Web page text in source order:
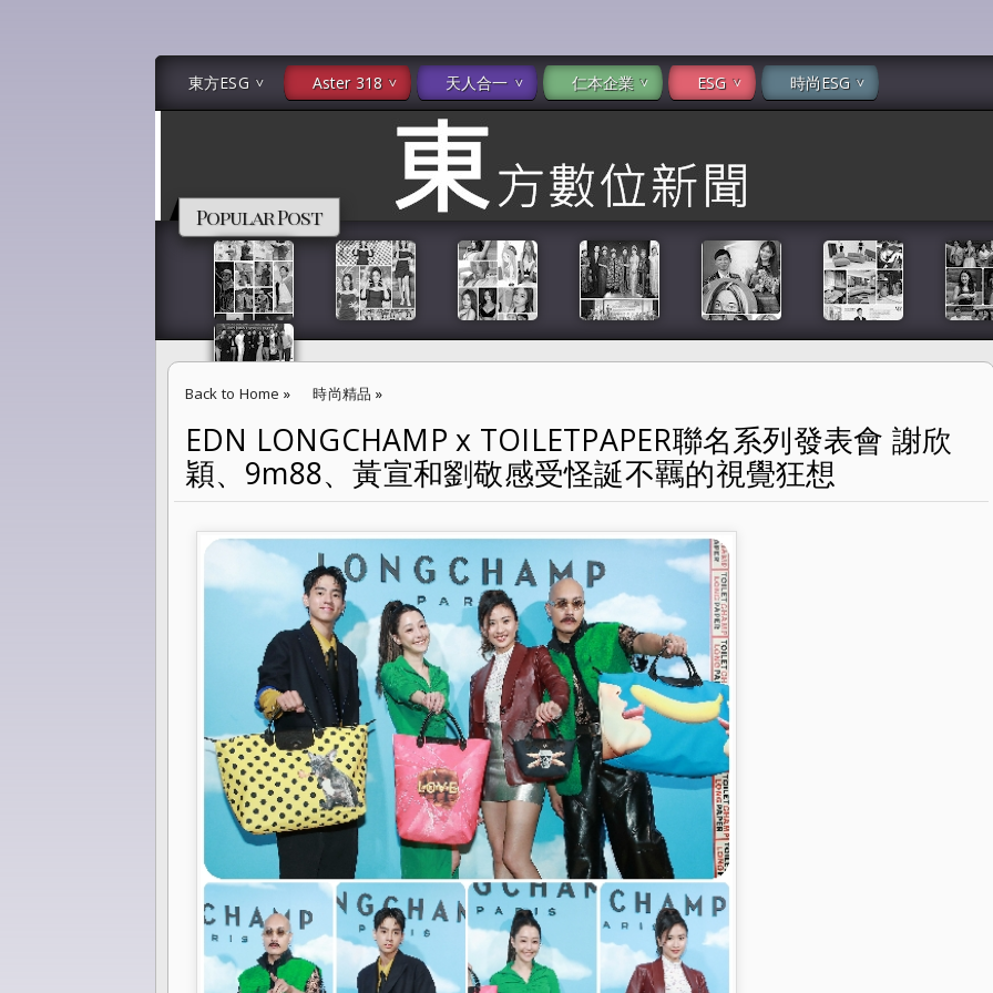
東方ESG Aster 318 天人合一 仁本企業 ESG 時尚ESG
Popular Post
Back to Home » 時尚精品 »
EDN LONGCHAMP x TOILETPAPER聯名系列發表會 謝欣穎、9m88、黃宣和劉敬感受怪誕不羈的視覺狂想
EDN LONGCHAMP x TOILETPAPER聯名系列發表會 謝欣
穎、9m88、黃宣和劉敬感受怪誕不羈的視覺狂想